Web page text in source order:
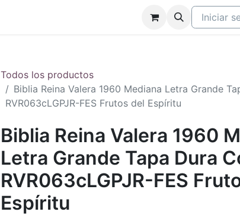
Iniciar
Todos los productos
Biblia Reina Valera 1960 Mediana Letra Grande
RVR063cLGPJR-FES Frutos del Espíritu
Biblia Reina Valera 1960
Letra Grande Tapa Dura
RVR063cLGPJR-FES
Espíritu